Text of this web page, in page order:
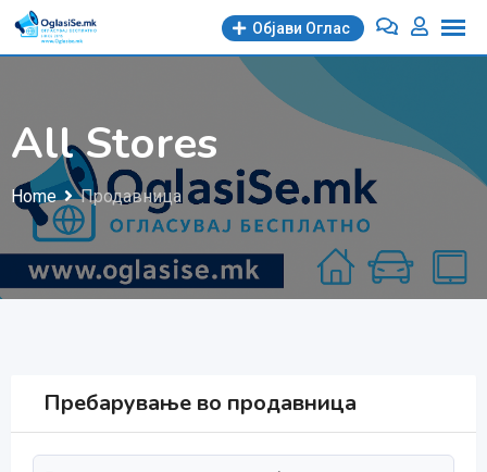
Skip
Објави Oглас
All Stores
Home Продавница
Пребарување во продавница